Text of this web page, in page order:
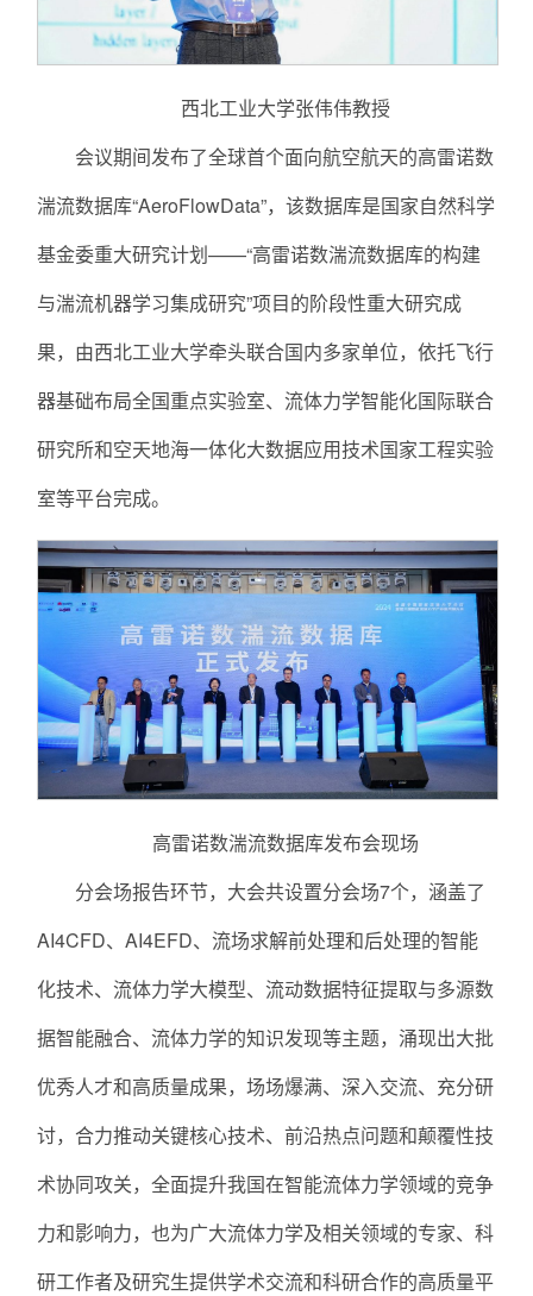
西北工业大学张伟伟教授
会议期间发布了全球首个面向航空航天的高雷诺数
湍流数据库“AeroFlowData”，该数据库是国家自然科学
基金委重大研究计划——“高雷诺数湍流数据库的构建
与湍流机器学习集成研究”项目的阶段性重大研究成
果，由西北工业大学牵头联合国内多家单位，依托飞行
器基础布局全国重点实验室、流体力学智能化国际联合
研究所和空天地海一体化大数据应用技术国家工程实验
室等平台完成。
高雷诺数湍流数据库发布会现场
分会场报告环节，大会共设置分会场7个，涵盖了
AI4CFD、AI4EFD、流场求解前处理和后处理的智能
化技术、流体力学大模型、流动数据特征提取与多源数
据智能融合、流体力学的知识发现等主题，涌现出大批
优秀人才和高质量成果，场场爆满、深入交流、充分研
讨，合力推动关键核心技术、前沿热点问题和颠覆性技
术协同攻关，全面提升我国在智能流体力学领域的竞争
力和影响力，也为广大流体力学及相关领域的专家、科
研工作者及研究生提供学术交流和科研合作的高质量平